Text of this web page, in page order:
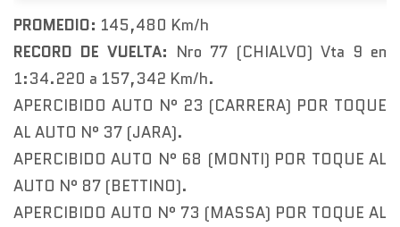
PROMEDIO: 145,480 Km/h
RECORD DE VUELTA: Nro 77 (CHIALVO) Vta 9 en
1:34.220 a 157,342 Km/h.
APERCIBIDO AUTO N° 23 (CARRERA) POR TOQUE
AL AUTO N° 37 (JARA).
APERCIBIDO AUTO N° 68 (MONTI) POR TOQUE AL
AUTO N° 87 (BETTINO).
APERCIBIDO AUTO N° 73 (MASSA) POR TOQUE AL